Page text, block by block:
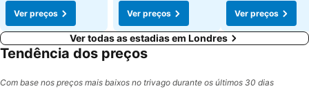
Ver preços
Ver preços
Ver preços
Ver todas as estadias em Londres
Tendência dos preços
Com base nos preços mais baixos no trivago durante os últimos 30 dias